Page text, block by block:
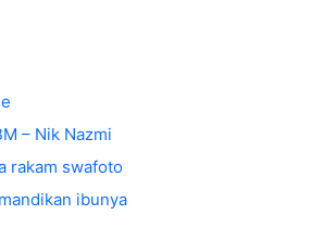
– Nik Nazmi
rakam swafoto
ibunya